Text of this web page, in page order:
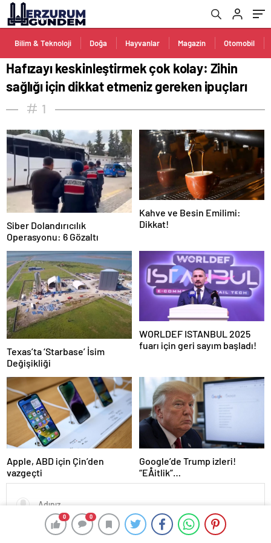
Bilim & Teknoloji Doğa Hayvanlar Magazin Otomobil
Hafızayı keskinleştirmek çok kolay: Zihin
sağlığı için dikkat etmeniz gereken ipuçları
1
0 0
Siber Dolandırıcılık
Operasyonu: 6 Gözaltı
Kahve ve Besin Emilimi:
Dikkat!
Texas’ta ‘Starbase’ İsim
Değişikliği
WORLDEF ISTANBUL 2025
fuarı için geri sayım başladı!
Apple, ABD için Çin’den
vazgeçti
Google’de Trump izleri!
“EÅitlik”
ilkesiÂ rafaÂ kaldÄ±rÄ±lÄ±yor,